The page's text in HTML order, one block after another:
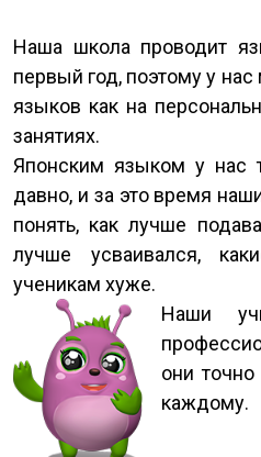
Наша школа проводит
первый год, поэтому у
языков как на
занятиях.
Японским языком у нас
давно, и за это время
понять, как лучше
лучше усваивался,
ученикам хуже.
Наши
они
каждому.